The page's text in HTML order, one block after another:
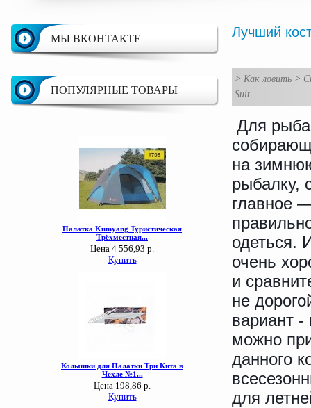
МЫ ВКОНТАКТЕ
ПОПУЛЯРНЫЕ ТОВАРЫ
Лучший
> Как ловить >
Suit
Для
на
рыбалку,
главное
одеться.
очень
и
не
вариант
можно
данного
для